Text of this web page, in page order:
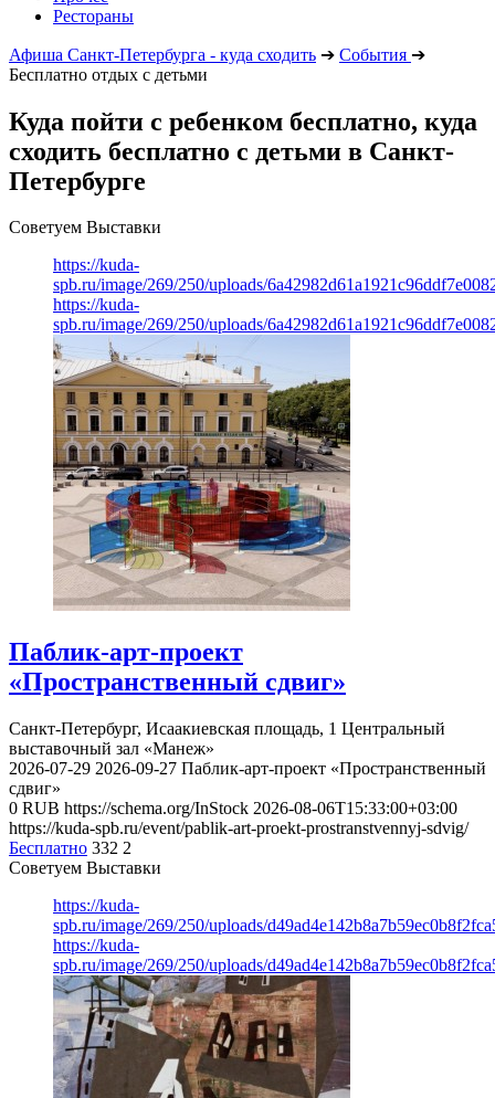
Рестораны
Афиша Санкт-Петербурга - куда сходить ➔ События ➔
Бесплатно отдых с детьми
Куда пойти с ребенком бесплатно, куда
сходить бесплатно с детьми в Санкт-
Петербурге
Советуем Выставки
https://kuda-
spb.ru/image/269/250/uploads/
https://kuda-
spb.ru/image/269/250/uploads/
Паблик-арт-проект
«Пространственный сдвиг»
Санкт-Петербург, Исаакиевская площадь, 1 Центральный
выставочный зал «Манеж»
2026-07-29 2026-09-27 Паблик-арт-проект «Пространственный
сдвиг»
0 RUB https://schema.org/InStock 2026-08-06T15:33:00+03:00
https://kuda-spb.ru/event/pablik-art-proekt-prostranstvennyj-sdvig/
Бесплатно 332 2
Советуем Выставки
https://kuda-
spb.ru/image/269/250/uploads/
https://kuda-
spb.ru/image/269/250/uploads/